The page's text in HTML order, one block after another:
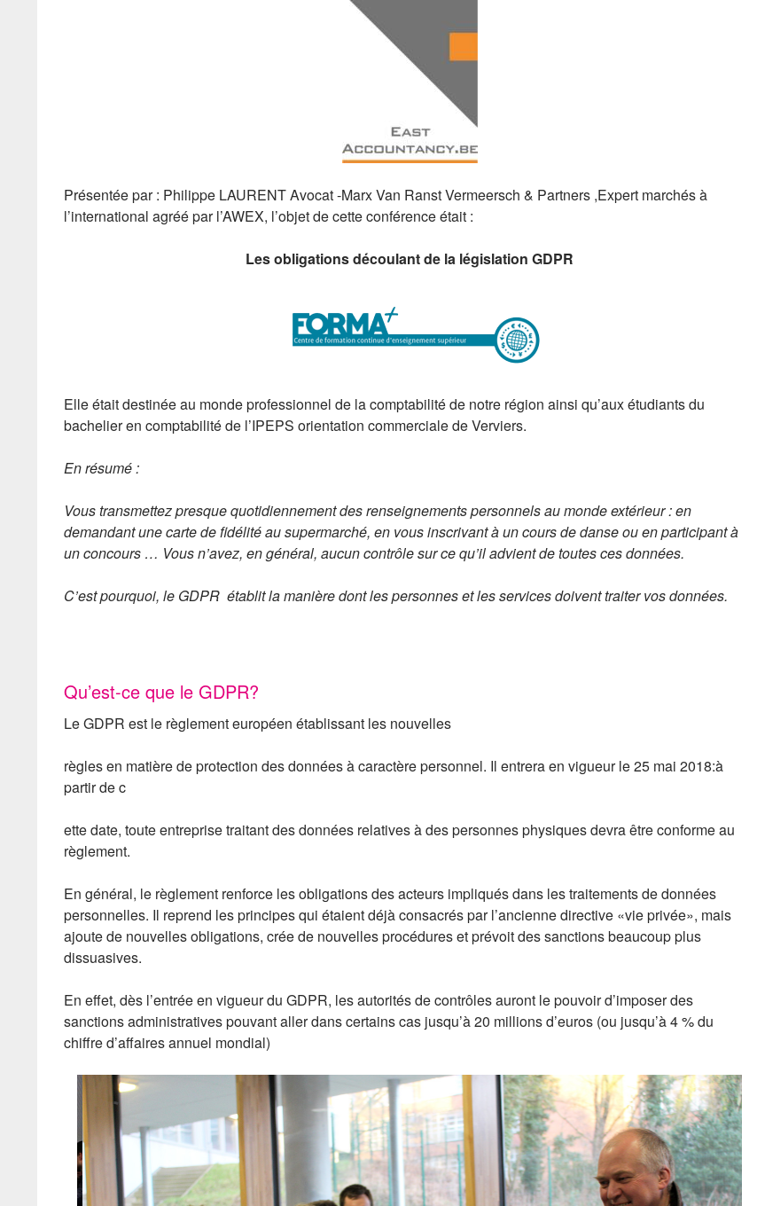
Présentée par : Philippe LAURENT Avocat -Marx Van Ranst Vermeersch & Partners ,Expert marchés à
l’international agréé par l’AWEX, l’objet de cette conférence était :
Les obligations découlant de la législation GDPR
Elle était destinée au monde professionnel de la comptabilité de notre région ainsi qu’aux étudiants du
bachelier en comptabilité de l’IPEPS orientation commerciale de Verviers.
En résumé :
Vous transmettez presque quotidiennement des renseignements personnels au monde extérieur : en
demandant une carte de fidélité au supermarché, en vous inscrivant à un cours de danse ou en participant à
un concours … Vous n’avez, en général, aucun contrôle sur ce qu’il advient de toutes ces données.
C’est pourquoi, le GDPR établit la manière dont les personnes et les services doivent traiter vos données.
Qu’est-ce que le GDPR?
Le GDPR est le règlement européen établissant les nouvelles
règles en matière de protection des données à caractère personnel. Il entrera en vigueur le 25 mai 2018:à
partir de c
ette date, toute entreprise traitant des données relatives à des personnes physiques devra être conforme au
règlement.
En général, le règlement renforce les obligations des acteurs impliqués dans les traitements de données
personnelles. Il reprend les principes qui étaient déjà consacrés par l’ancienne directive «vie privée», mais
ajoute de nouvelles obligations, crée de nouvelles procédures et prévoit des sanctions beaucoup plus
dissuasives.
En effet, dès l’entrée en vigueur du GDPR, les autorités de contrôles auront le pouvoir d’imposer des
sanctions administratives pouvant aller dans certains cas jusqu’à 20 millions d’euros (ou jusqu’à 4 % du
chiffre d’affaires annuel mondial)